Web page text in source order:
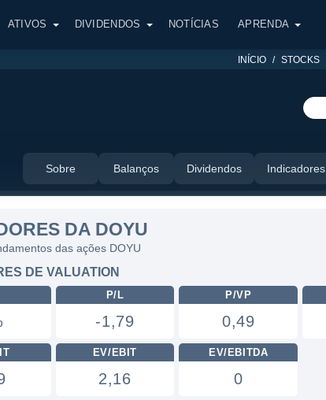
ATIVOS DIVIDENDOS NOTÍCIAS APRENDA
INÍCIO STOCKS
Sobre Balanços Dividendos Indicadores
DA DOYU
das ações DOYU
DE VALUATION
P/L
-1,79
P/VP
0,49
EV/EBIT
2,16
EV/EBITDA
0